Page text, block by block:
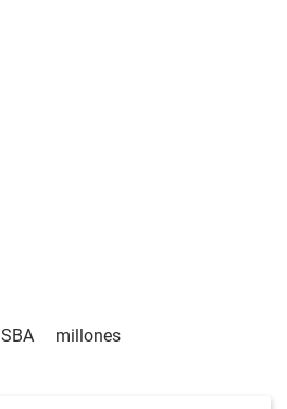
SBA millones